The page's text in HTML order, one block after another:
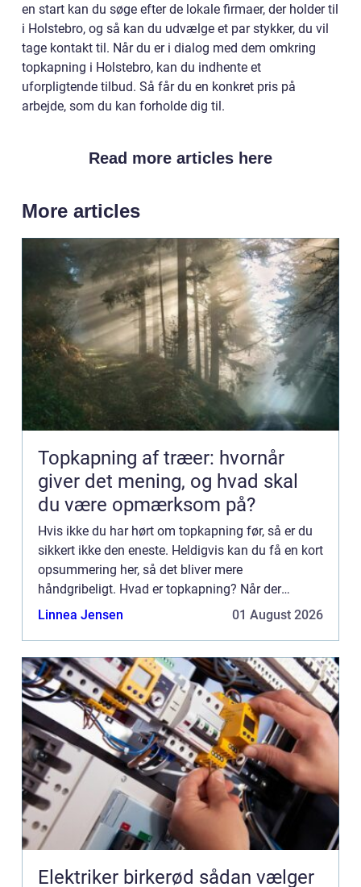
en start kan du søge efter de lokale firmaer, der holder til
i Holstebro, og så kan du udvælge et par stykker, du vil
tage kontakt til. Når du er i dialog med dem omkring
topkapning i Holstebro, kan du indhente et
uforpligtende tilbud. Så får du en konkret pris på
arbejde, som du kan forholde dig til.
Read more articles here
More articles
Topkapning af træer: hvornår
giver det mening, og hvad skal
du være opmærksom på?
Hvis ikke du har hørt om topkapning før, så er du
sikkert ikke den eneste. Heldigvis kan du få en kort
opsummering her, så det bliver mere
håndgribeligt. Hvad er topkapning? Når der
snakkes om topkapning, så er det noget, der laves
Linnea Jensen 01 August 2026
Elektriker birkerød sådan vælger